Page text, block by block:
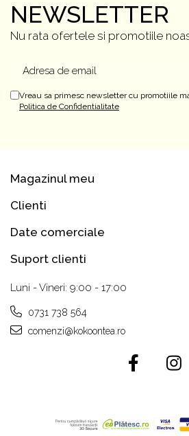
NEWSLETTER
Nu rata ofertele si promotiile
Vreau sa primesc newsletter cu promotiile
Politica de Confidentialitate
Magazinul meu
Clienti
Date comerciale
Suport clienti
Luni - Vineri: 9:00 - 17:00
0731 738 564
comenzi@kokoontea.ro